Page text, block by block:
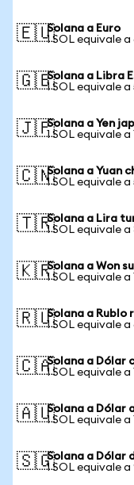
🇪🇺Solana a Euro
1 SOL equivale
🇬🇧Solana a Libra
1 SOL equivale a
🇯🇵Solana a Yen
1 SOL equivale a
🇨🇳Solana a Yuan
1 SOL equivale
🇹🇷Solana a Lira
1 SOL equivale
🇰🇷Solana a Won
1 SOL equivale
🇷🇺Solana a Rublo
1 SOL equivale a
🇨🇦Solana a Dólar
1 SOL equivale a
🇦🇺Solana a Dólar
1 SOL equivale a
🇸🇬Solana a Dólar
1 SOL equivale